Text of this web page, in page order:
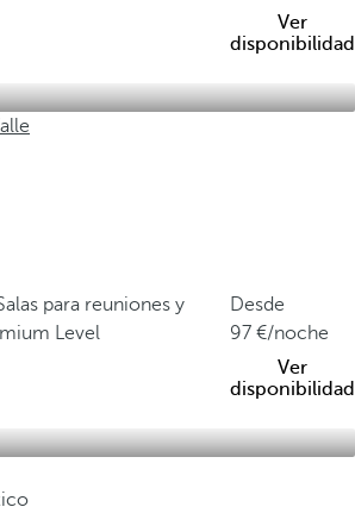
Ver
disponibilidad
para reuniones y
Level
Desde
97
/noche
Ver
disponibilidad